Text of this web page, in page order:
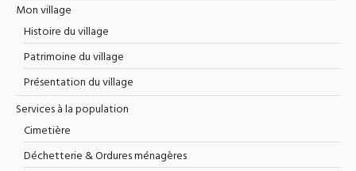
Mon village
Histoire du village
Patrimoine du village
Présentation du village
Services à la population
Cimetière
Déchetterie & Ordures ménagères